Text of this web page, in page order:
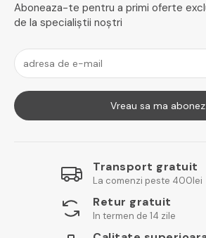
Aboneaza-te pentru a primi oferte
de la specialiștii noștri
Vreau sa ma abonez
Transport gratuit
La comenzi peste 400lei
Retur gratuit
In termen de 14 zile